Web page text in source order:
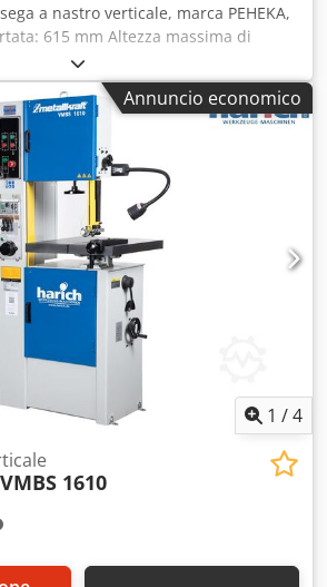
a nastro verticale, marca PEHEKA,
615 mm Altezza massima di
di taglio: min. 12 metri al minuto
max. 3000 metri al minuto
Completa di saldatrice per nastri da
lama: 4700 - 4800 mm
25 mm 380 Volt Ingombro: L 1400 x P
Annuncio economico
1 /4
VMBS 1610